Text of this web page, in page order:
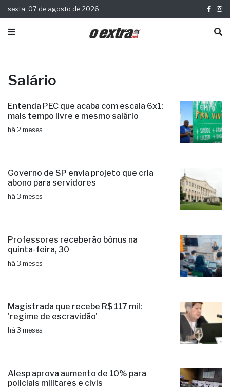
sexta, 07 de agosto de 2026
Salário
Entenda PEC que acaba com escala 6x1:
mais tempo livre e mesmo salário
há 2 meses
Governo de SP envia projeto que cria
abono para servidores
há 3 meses
Professores receberão bônus na
quinta-feira, 30
há 3 meses
Magistrada que recebe R$ 117 mil:
'regime de escravidão'
há 3 meses
Alesp aprova aumento de 10% para
policiais militares e civis